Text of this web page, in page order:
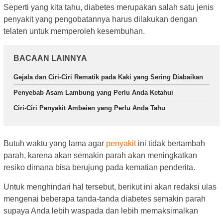
Seperti yang kita tahu, diabetes merupakan salah satu jenis
penyakit yang pengobatannya harus dilakukan dengan
telaten untuk memperoleh kesembuhan.
BACAAN LAINNYA
Gejala dan Ciri-Ciri Rematik pada Kaki yang Sering Diabaikan
Penyebab Asam Lambung yang Perlu Anda Ketahui
Ciri-Ciri Penyakit Ambeien yang Perlu Anda Tahu
Butuh waktu yang lama agar penyakitini tidak bertambah
parah, karena akan semakin parah akan meningkatkan
resiko dimana bisa berujung pada kematian penderita.
Untuk menghindari hal tersebut, berikut ini akan redaksi ulas
mengenai beberapa tanda-tanda diabetes semakin parah
supaya Anda lebih waspada dan lebih memaksimalkan